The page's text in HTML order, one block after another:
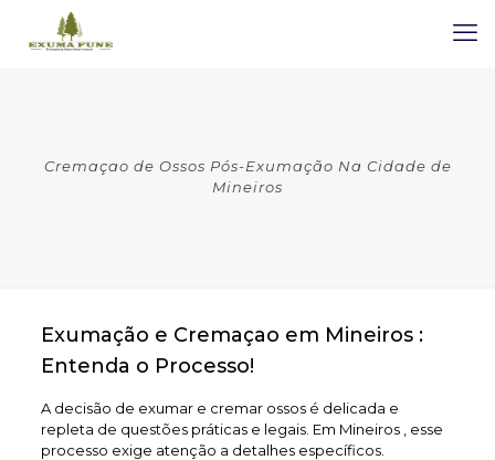
Cremaçao de Ossos Pós-Exumação Na Cidade de
Mineiros
Exumação e Cremaçao em Mineiros :
Entenda o Processo!
A decisão de exumar e cremar ossos é delicada e
repleta de questões práticas e legais. Em Mineiros , esse
processo exige atenção a detalhes específicos.